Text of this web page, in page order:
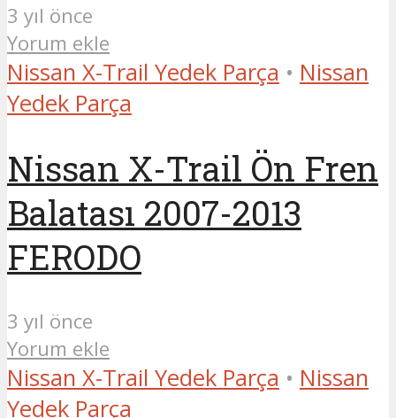
3 yıl önce
Yorum ekle
Nissan X-Trail Yedek Parça • Nissan
Yedek Parça
Nissan X-Trail Ön Fren
Balatası 2007-2013
FERODO
3 yıl önce
Yorum ekle
Nissan X-Trail Yedek Parça • Nissan
Yedek Parça